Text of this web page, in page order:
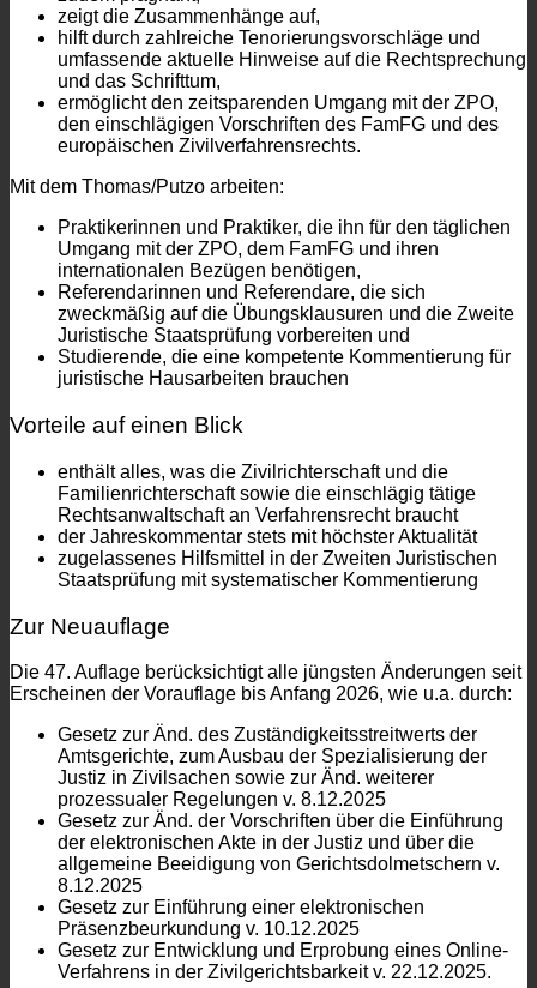
zeigt die Zusammenhänge auf,
hilft durch zahlreiche Tenorierungsvorschläge und
umfassende aktuelle Hinweise auf die Rechtsprechung
und das Schrifttum,
ermöglicht den zeitsparenden Umgang mit der ZPO,
den einschlägigen Vorschriften des FamFG und des
europäischen Zivilverfahrensrechts.
Mit dem Thomas/Putzo arbeiten:
Praktikerinnen und Praktiker, die ihn für den täglichen
Umgang mit der ZPO, dem FamFG und ihren
internationalen Bezügen benötigen,
Referendarinnen und Referendare, die sich
zweckmäßig auf die Übungsklausuren und die Zweite
Juristische Staatsprüfung vorbereiten und
Studierende, die eine kompetente Kommentierung für
juristische Hausarbeiten brauchen
Vorteile auf einen Blick
enthält alles, was die Zivilrichterschaft und die
Familienrichterschaft sowie die einschlägig tätige
Rechtsanwaltschaft an Verfahrensrecht braucht
der Jahreskommentar stets mit höchster Aktualität
zugelassenes Hilfsmittel in der Zweiten Juristischen
Staatsprüfung mit systematischer Kommentierung
Zur Neuauflage
Die 47. Auflage berücksichtigt alle jüngsten Änderungen seit
Erscheinen der Vorauflage bis Anfang 2026, wie u.a. durch:
Gesetz zur Änd. des Zuständigkeitsstreitwerts der
Amtsgerichte, zum Ausbau der Spezialisierung der
Justiz in Zivilsachen sowie zur Änd. weiterer
prozessualer Regelungen v. 8.12.2025
Gesetz zur Änd. der Vorschriften über die Einführung
der elektronischen Akte in der Justiz und über die
allgemeine Beeidigung von Gerichtsdolmetschern v.
8.12.2025
Gesetz zur Einführung einer elektronischen
Präsenzbeurkundung v. 10.12.2025
Gesetz zur Entwicklung und Erprobung eines Online-
Verfahrens in der Zivilgerichtsbarkeit v. 22.12.2025.